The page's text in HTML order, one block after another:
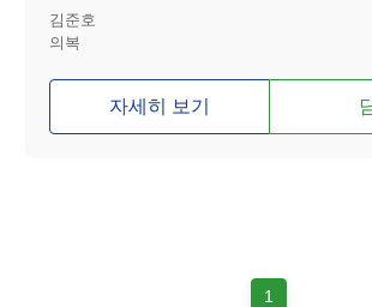
김준호
의복
자세히 보기
1